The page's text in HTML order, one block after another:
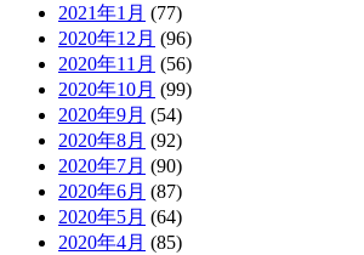
2021年1月 (77)
2020年12月 (96)
2020年11月 (56)
2020年10月 (99)
2020年9月 (54)
2020年8月 (92)
2020年7月 (90)
2020年6月 (87)
2020年5月 (64)
2020年4月 (85)